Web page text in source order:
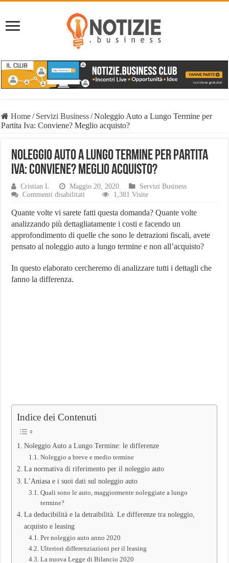
Home/ Servizi Business/Noleggio Auto a Lungo Termine per
Partita Iva: Conviene? Meglio acquisto?
Noleggio Auto a Lungo Termine per Partita
Iva: Conviene? Meglio acquisto?
Cristian L Maggio 20, 2020
Servizi Business
Commenti disabilitati
Auto
Lungo
Termine
per
Partita
Conviene?
1,381 Visite
Quante volte vi sarete fatti questa domanda? Quante volte
analizzando più dettagliatamente i costi e facendo un
approfondimento di quelle che sono le detrazioni fiscali, avete
pensato al noleggio auto a lungo termine e non all’acquisto?
In questo elaborato cercheremo di analizzare tutti i dettagli che
fanno la differenza.
Indice dei Contenuti
Noleggio Auto a Lungo Termine: le differenze
Noleggio a breve e medio termine
La normativa di riferimento per il noleggio auto
L’Aniasa e i suoi dati sul noleggio auto
Quali sono le auto, maggiormente noleggiate a lungo
termine?
La deducibilità e la detraibilità. Le differenze tra noleggio,
acquisto e leasing
Per noleggio auto anno 2020
Ulteriori differenziazioni per il leasing
La nuova Legge di Bilancio 2020